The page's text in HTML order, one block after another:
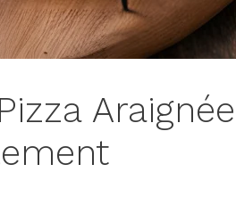
Araignée